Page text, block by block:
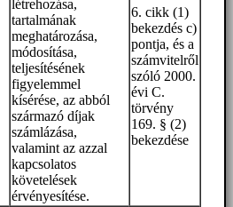
létrehozása,
tartalmának
meghatározása,
módosítása,
teljesítésének
figyelemmel
kísérése, az abból
származó díjak
számlázása,
valamint az azzal
kapcsolatos
követelések
érvényesítése.
6. cikk (1)
bekezdés c)
pontja, és a
számvitelről
szóló 2000.
évi C.
törvény
169. § (2)
bekezdése